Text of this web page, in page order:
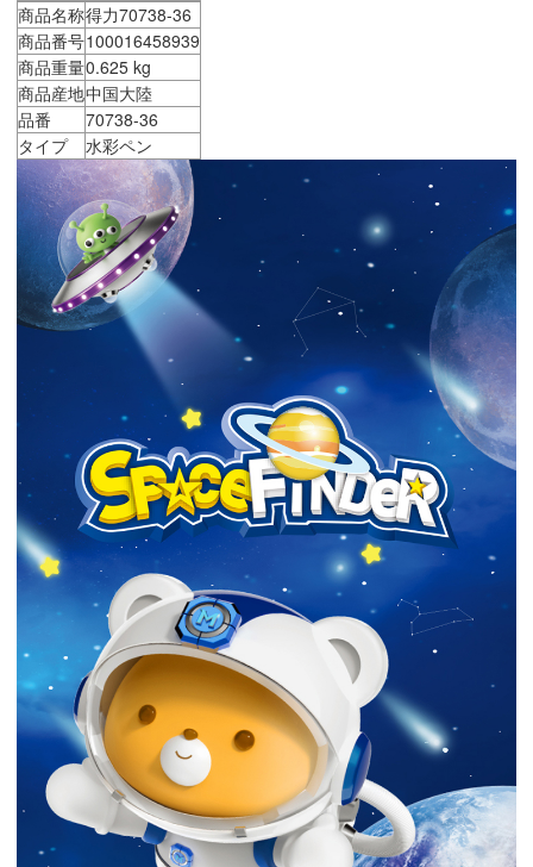
商品名称得力70738-36
商品番号100016458939
商品重量0.625 kg
商品産地中国大陸
品番
70738-36
タイプ
水彩ペン